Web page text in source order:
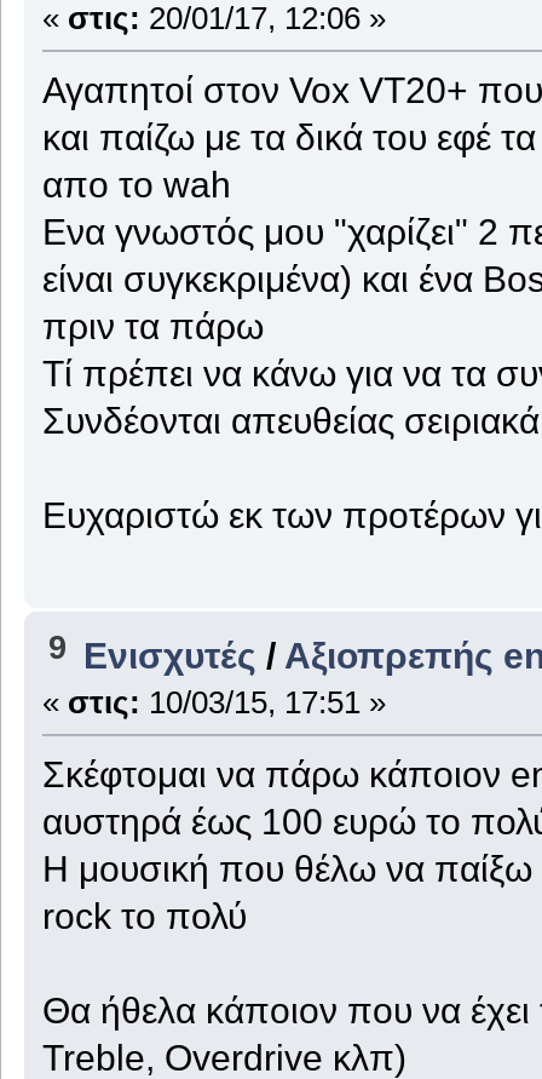
« στις: 20/01/17, 12:06 »
Αγαπητοί στον Vox VT20+
και παίζω με τα δικά του εφέ
απο το wah
Ενα γνωστός μου "χαρίζει" 2
είναι συγκεκριμένα) και ένα
πριν τα πάρω
Tί πρέπει να κάνω για να τα
Συνδέονται απευθείας
Ευχαριστώ εκ των προτέρων
9 Ενισχυτές / Αξιοπρεπής
« στις: 10/03/15, 17:51 »
Σκέφτομαι να πάρω κάποιον
αυστηρά έως 100 ευρώ το
Η μουσική που θέλω να παίξω
rock το πολύ
Θα ήθελα κάποιον που να
Treble, Overdrive κλπ)